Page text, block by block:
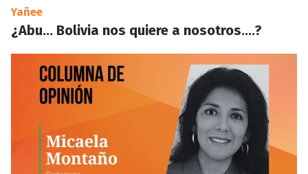
Yañee
¿Abu… Bolivia nos quiere a nosotros….?